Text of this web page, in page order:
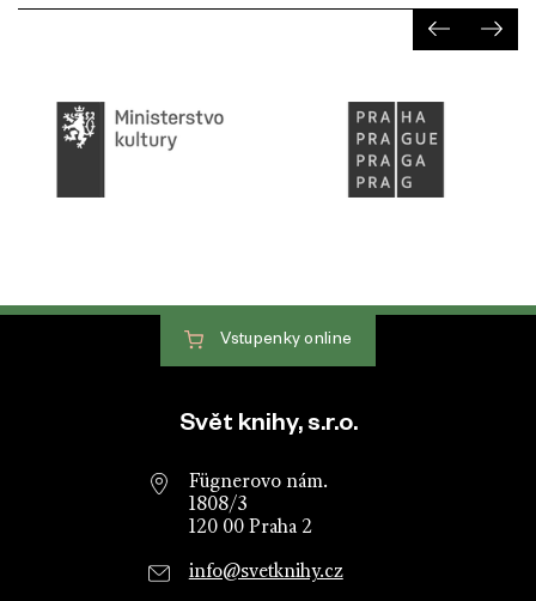
Patička webu
Vstupenky online
Svět knihy, s.r.o.
Fügnerovo nám.
1808/3
120 00 Praha 2
info@svetknihy.cz